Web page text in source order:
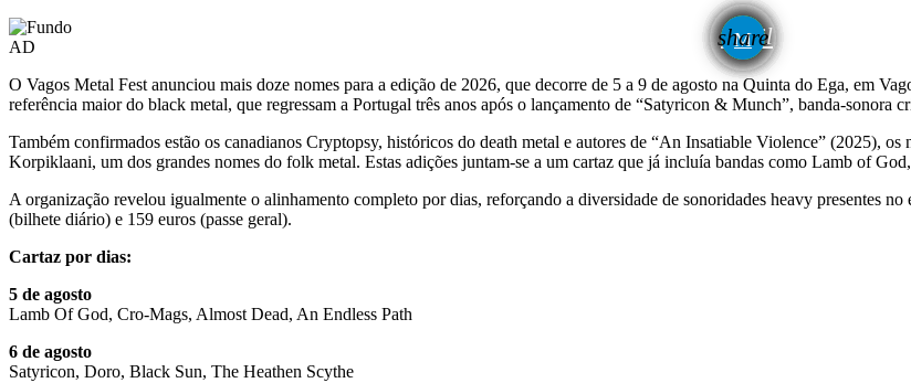
share
email
AD
O Vagos Metal Fest anunciou mais doze nomes para a edição de 2026, que decorre de 5 a 9 de agosto na Quinta do Ega, em
referência maior do black metal, que regressam a Portugal três anos após o lançamento de “Satyricon & Munch”, banda-
Também confirmados estão os canadianos Cryptopsy, históricos do death metal e autores de “An Insatiable Violence” (2025),
Korpiklaani, um dos grandes nomes do folk metal. Estas adições juntam-se a um cartaz que já incluía bandas como Lamb of
A organização revelou igualmente o alinhamento completo por dias, reforçando a diversidade de sonoridades heavy presentes
(bilhete diário) e 159 euros (passe geral).
Cartaz por dias:
5 de agosto
Lamb Of God, Cro-Mags, Almost Dead, An Endless Path
6 de agosto
Satyricon, Doro, Black Sun, The Heathen Scythe